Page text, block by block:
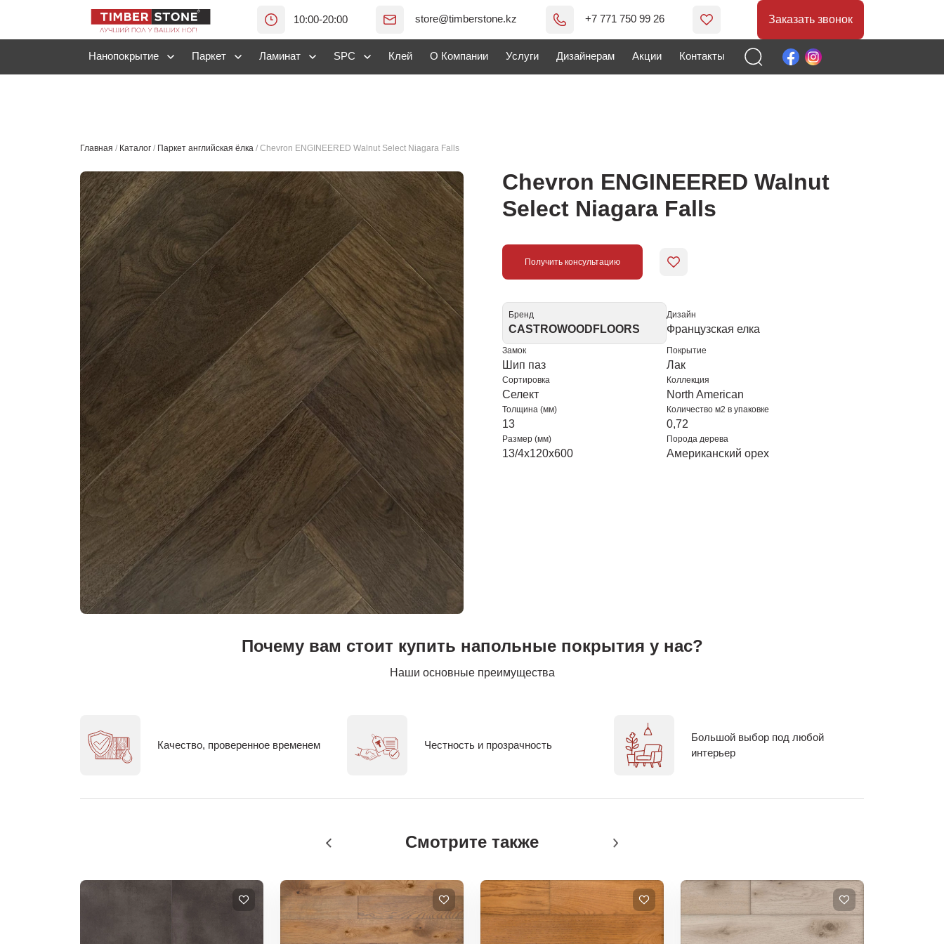
10:00-20:00 store@timberstone.kz +7 771 750 99 26 Заказать звонок
Нанопокрытие Паркет Ламинат SPC Клей О Компании Услуги Дизайнерам Акции Контакты
Главная / Каталог / Паркет английская ёлка / Chevron ENGINEERED Walnut Select Niagara Falls
Chevron ENGINEERED Walnut
Select Niagara Falls
Получить консультацию
Бренд
CASTROWOODFLOORS
Дизайн
Французская елка
Замок
Шип паз
Покрытие
Лак
Сортировка
Селект
Коллекция
North American
Толщина (мм)
13
Количество м2 в упаковке
0,72
Размер (мм)
13/4x120x600
Порода дерева
Американский орех
Почему вам стоит купить напольные покрытия у нас?
Наши основные преимущества
Качество, проверенное временем Честность и прозрачность
Большой выбор под любой
интерьер
Смотрите также